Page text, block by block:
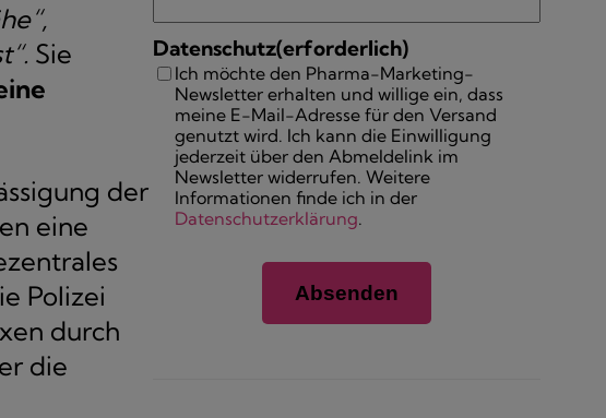
Sie
der
eine
Polizei
durch
die
Datenschutz(erforderlich)
Ich möchte den Pharma-Marketing-
Newsletter erhalten und willige ein, dass
meine E-Mail-Adresse für den Versand
genutzt wird. Ich kann die Einwilligung
jederzeit über den Abmeldelink im
Newsletter widerrufen. Weitere
Informationen finde ich in der
Datenschutzerklärung.